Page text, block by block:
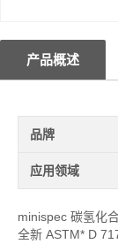
产品概述
品牌
应用领域
minispec 碳氢化
全新 ASTM* D